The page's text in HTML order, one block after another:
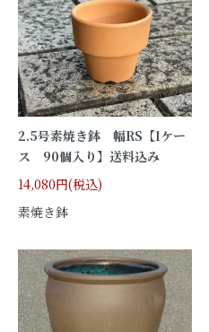
2.5号素焼き鉢 幅RS【1ケー
ス 90個入り】送料込み
14,080円(税込)
素焼き鉢